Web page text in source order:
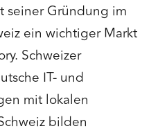
seiner Gründung im
ein wichtiger Markt
Schweizer
IT- und
mit lokalen
bilden